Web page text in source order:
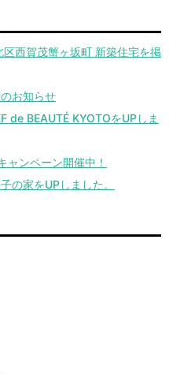
区西賀茂蟹ヶ坂町 新築住宅を掲
お知らせ
de BEAUTÉ KYOTOをUPしま
ャンペーン開催中！
の家をUPしました。